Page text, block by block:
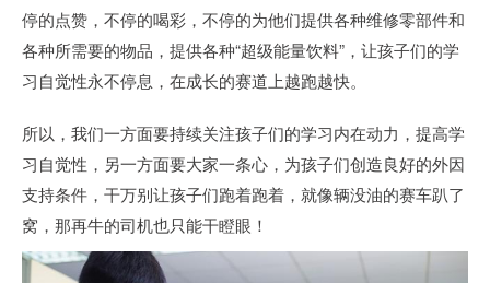
停的点赞，不停的喝彩，不停的为他们提供各种维修零部件和
各种所需要的物品，提供各种“超级能量饮料”，让孩子们的学
习自觉性永不停息，在成长的赛道上越跑越快。
所以，我们一方面要持续关注孩子们的学习内在动力，提高学
习自觉性，另一方面要大家一条心，为孩子们创造良好的外因
支持条件，干万别让孩子们跑着跑着，就像辆没油的赛车趴了
窝，那再牛的司机也只能干瞪眼！